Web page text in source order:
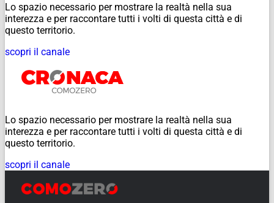
Lo spazio necessario per mostrare la realtà nella sua
interezza e per raccontare tutti i volti di questa città e di
questo territorio.
scopri il canale
Lo spazio necessario per mostrare la realtà nella sua
interezza e per raccontare tutti i volti di questa città e di
questo territorio.
scopri il canale